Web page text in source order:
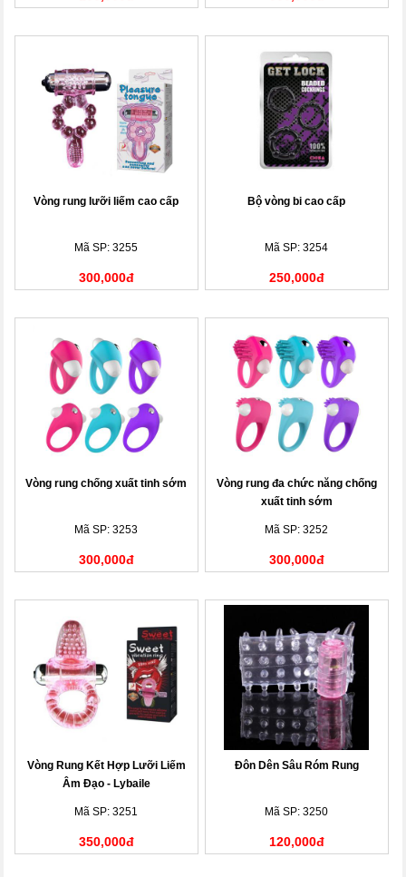
Vòng rung lưỡi liếm cao cấp
Mã SP: 3255
300,000đ
Bộ vòng bi cao cấp
Mã SP: 3254
250,000đ
Vòng rung chống xuất tinh sớm
Mã SP: 3253
300,000đ
Vòng rung đa chức năng chống
xuất tinh sớm
Mã SP: 3252
300,000đ
Vòng Rung Kết Hợp Lưỡi Liếm
Âm Đạo - Lybaile
Mã SP: 3251
350,000đ
Đôn Dên Sâu Róm Rung
Mã SP: 3250
120,000đ